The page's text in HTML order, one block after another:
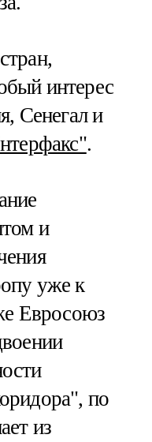
интерес
Сенегал и
.
и
уже к
Евросоюз
по
из